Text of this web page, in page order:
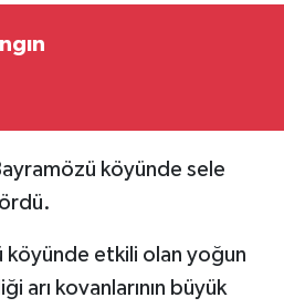
köyünde sele
köyünde etkili olan yoğun
arı kovanlarının büyük